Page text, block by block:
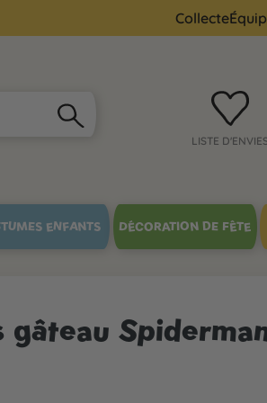
Collecte
LISTE D'ENVIES
ENFANTS DÉCORATION DE FÊTE